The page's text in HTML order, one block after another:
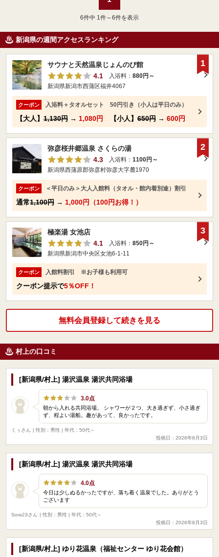
6件中 1件～6件を表示
新潟県の週間アクセスランキング
サウナと天然温泉じょんのび館
4.1
入浴料： 880円～
新潟県新潟市西蒲区福井4067
クーポン 入浴料＋タオルセット 50円引き（小人は平日のみ）
【大人】 1,130円 → 1,080円 【小人】 650円 → 600円
1
弥彦桜井郷温泉 さくらの湯
4.3
入浴料： 1100円～
新潟県西蒲原郡弥彦村弥彦大字麓1970
クーポン ＜平日のみ＞大人入館料（タオル・館内着別途）割引
通常1,100円 → 1,000円（100円お得！）
2
極楽湯 女池店
4.1
入浴料： 850円～
新潟県新潟市中央区女池6-1-11
クーポン 入館料割引 ※お子様も利用可
クーポン提示で5％OFF！
3
無料会員登録して続きを見る
村上の口コミ
[新潟県/村上] 湯沢温泉 湯沢共同浴場
3.0点
朝から入れる共同浴場。 シャワーが２つ、大き過ぎず、小さ過ぎ
ず、程よい湯船。趣があって、良かったです。
くぅさん
| 性別：男性 | 年代：50代～
投稿日：2026年8月3日
[新潟県/村上] 湯沢温泉 湯沢共同浴場
4.0点
今日は少しぬるかったですが、落ち着く温泉でした。ありがとう
ございます
Sora23さん
| 性別：男性 | 年代：50代～
投稿日：2026年8月3日
[新潟県/村上] ゆり花温泉（福祉センター ゆり花会館）